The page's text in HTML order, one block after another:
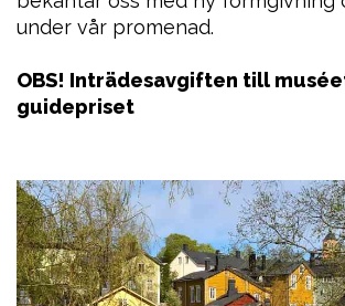
under vår promenad.
OBS! Inträdesavgiften till
guidepriset